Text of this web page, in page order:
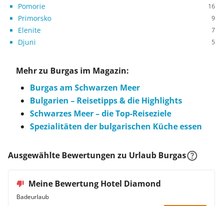
Pomorie 16
Primorsko 9
Elenite 7
Djuni 5
Mehr zu Burgas im Magazin:
Burgas am Schwarzen Meer
Bulgarien – Reisetipps & die Highlights
Schwarzes Meer – die Top-Reiseziele
Spezialitäten der bulgarischen Küche essen
Ausgewählte Bewertungen zu Urlaub Burgas
Meine Bewertung Hotel Diamond
Badeurlaub